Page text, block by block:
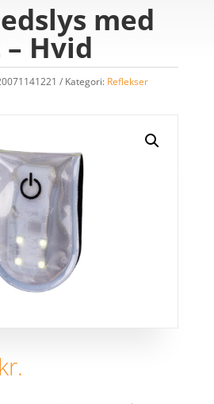
med
Hvid
Kategori: Reflekser
kr.